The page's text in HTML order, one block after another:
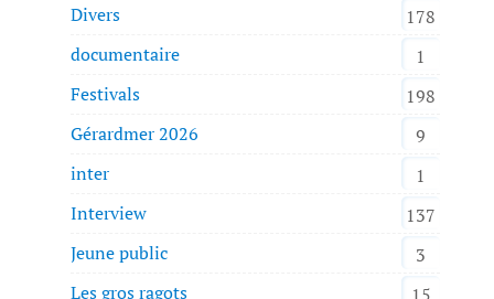
Divers
178
documentaire
1
Festivals
198
Gérardmer 2026
9
inter
1
Interview
137
Jeune public
3
Les gros ragots
15